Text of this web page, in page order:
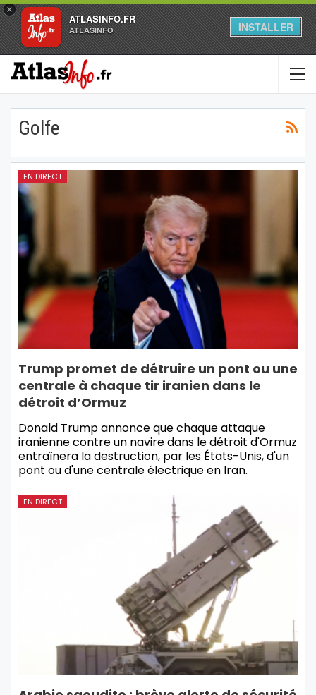
×
ATLASINFO.FR
ATLASINFO INSTALLER
Golfe
EN DIRECT
Trump promet de détruire un pont ou une
centrale à chaque tir iranien dans le
détroit d’Ormuz
Donald Trump annonce que chaque attaque
iranienne contre un navire dans le détroit d'Ormuz
entraînera la destruction, par les États-Unis, d'un
pont ou d'une centrale électrique en Iran.
EN DIRECT